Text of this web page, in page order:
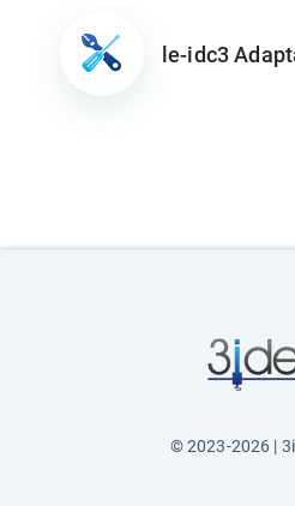
le-idc3
© 2023-2026 |